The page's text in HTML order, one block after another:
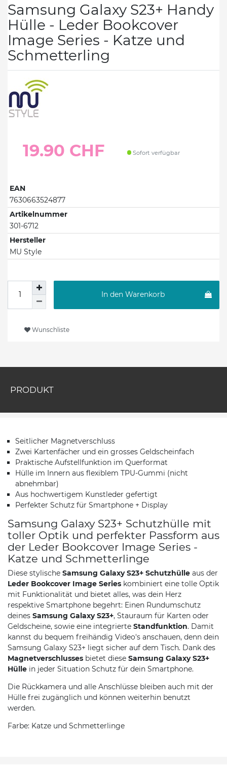
Samsung Galaxy S23+ Handy
Hülle - Leder Bookcover
Image Series - Katze und
Schmetterling
19.90 CHF Sofort verfügbar
EAN
7630663524877
Artikelnummer
301-6712
Hersteller
MU Style
In den Warenkorb
Wunschliste
PRODUKT
Seitlicher Magnetverschluss
Zwei Kartenfächer und ein grosses Geldscheinfach
Praktische Aufstellfunktion im Querformat
Hülle im Innern aus flexiblem TPU-Gummi (nicht
abnehmbar)
Aus hochwertigem Kunstleder gefertigt
Perfekter Schutz für Smartphone + Display
Samsung Galaxy S23+ Schutzhülle mit
toller Optik und perfekter Passform aus
der Leder Bookcover Image Series -
Katze und Schmetterlinge
Diese stylische Samsung Galaxy S23+ Schutzhülle aus der
Leder Bookcover Image Series kombiniert eine tolle Optik
mit Funktionalität und bietet alles, was dein Herz
respektive Smartphone begehrt: Einen Rundumschutz
deines Samsung Galaxy S23+, Stauraum für Karten oder
Geldscheine, sowie eine integrierte Standfunktion. Damit
kannst du bequem freihändig Video's anschauen, denn dein
Samsung Galaxy S23+ liegt sicher auf dem Tisch. Dank des
Magnetverschlusses bietet diese Samsung Galaxy S23+
Hülle in jeder Situation Schutz für dein Smartphone.
Die Rückkamera und alle Anschlüsse bleiben auch mit der
Hülle frei zugänglich und können weiterhin benutzt
werden.
Farbe: Katze und Schmetterlinge